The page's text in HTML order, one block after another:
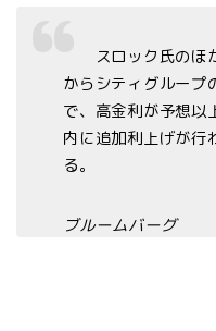
スロック氏のほ
からシティグループ
で、高金利が予想以
内に追加利上げが行
る。
ブルームバーグ